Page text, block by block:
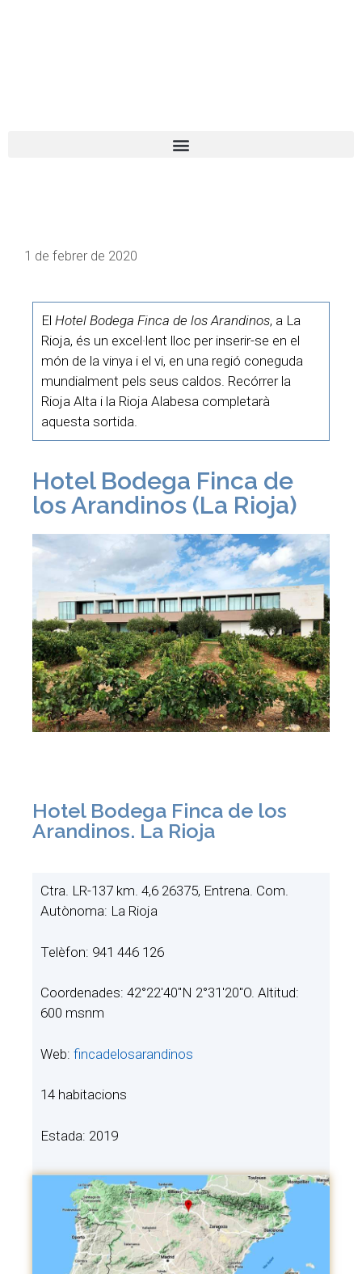
1 de febrer de 2020
El Hotel Bodega Finca de los Arandinos, a La
Rioja, és un excel·lent lloc per inserir-se en el
món de la vinya i el vi, en una regió coneguda
mundialment pels seus caldos. Recórrer la
Rioja Alta i la Rioja Alabesa completarà
aquesta sortida.
Hotel Bodega Finca de
los Arandinos (La Rioja)
Hotel Bodega Finca de los
Arandinos. La Rioja
Ctra. LR-137 km. 4,6 26375, Entrena. Com.
Autònoma: La Rioja
Telèfon: 941 446 126
Coordenades: 42°22′40″N 2°31′20″O. Altitud:
600 msnm
Web: fincadelosarandinos
14 habitacions
Estada: 2019